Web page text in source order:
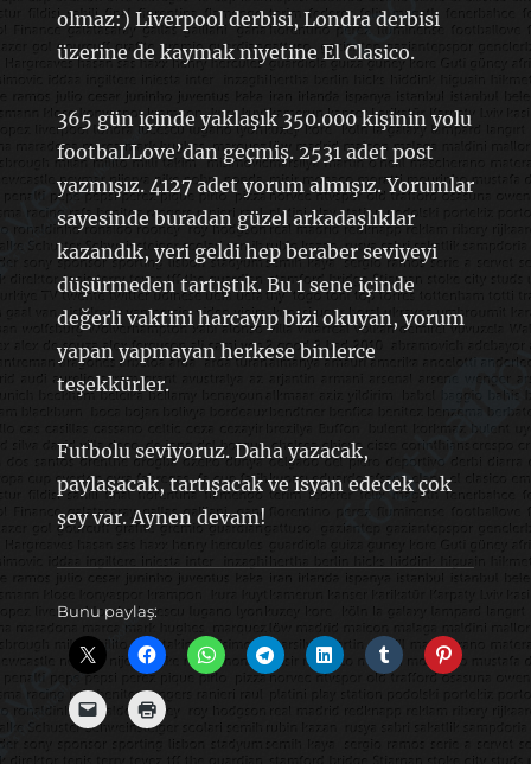
olmaz:) Liverpool derbisi, Londra derbisi
üzerine de kaymak niyetine El Clasico.
365 gün içinde yaklaşık 350.000 kişinin yolu
footbaLLove’dan geçmiş. 2531 adet post
yazmışız. 4127 adet yorum almışız. Yorumlar
sayesinde buradan güzel arkadaşlıklar
kazandık, yeri geldi hep beraber seviyeyi
düşürmeden tartıştık. Bu 1 sene içinde
değerli vaktini harcayıp bizi okuyan, yorum
yapan yapmayan herkese binlerce
teşekkürler.
Futbolu seviyoruz. Daha yazacak,
paylaşacak, tartışacak ve isyan edecek çok
şey var. Aynen devam!
Bunu paylaş: